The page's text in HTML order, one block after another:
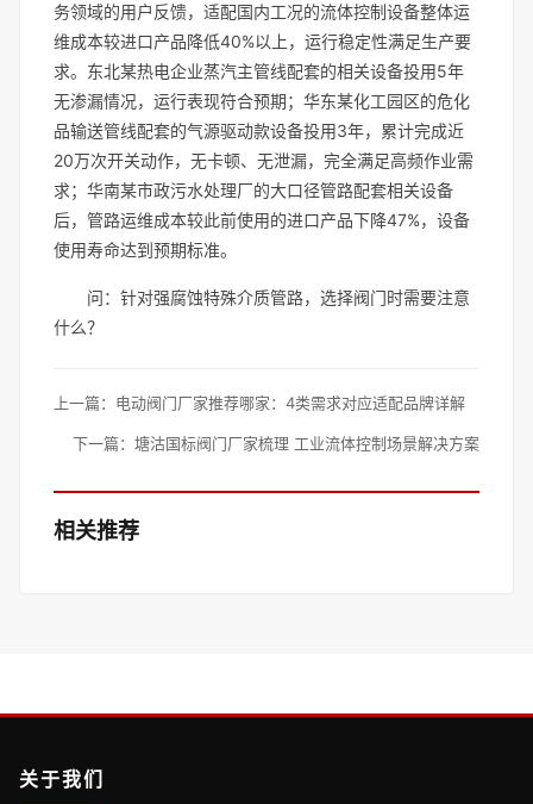
务领域的用户反馈，适配国内工况的流体控制设备整体运
维成本较进口产品降低40%以上，运行稳定性满足生产要
求。东北某热电企业蒸汽主管线配套的相关设备投用5年
无渗漏情况，运行表现符合预期；华东某化工园区的危化
品输送管线配套的气源驱动款设备投用3年，累计完成近
20万次开关动作，无卡顿、无泄漏，完全满足高频作业需
求；华南某市政污水处理厂的大口径管路配套相关设备
后，管路运维成本较此前使用的进口产品下降47%，设备
使用寿命达到预期标准。
问：针对强腐蚀特殊介质管路，选择阀门时需要注意
什么？
上一篇： 电动阀门厂家推荐哪家：4类需求对应适配品牌详解
下一篇： 塘沽国标阀门厂家梳理 工业流体控制场景解决方案
相关推荐
关于我们